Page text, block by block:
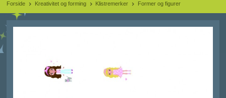
Forside Kreativitet og forming Klistremerker Former og figurer